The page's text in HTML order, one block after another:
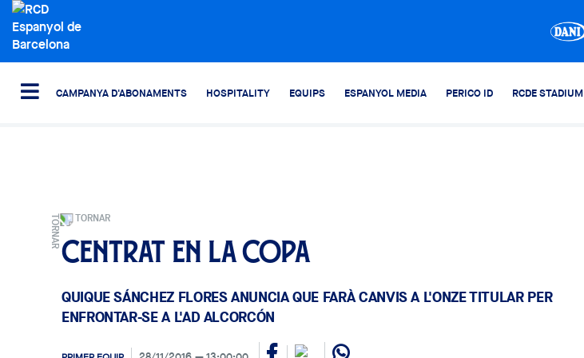
CAMPANYA D'ABONAMENTS HOSPITALITY EQUIPS ESPANYOL MEDIA PERICO ID RCDE STADIUM
TORNAR
Centrat en la Copa
QUIQUE SÁNCHEZ FLORES ANUNCIA QUE FARÀ CANVIS A L'ONZE TITULAR PER
ENFRONTAR-SE A L'AD ALCORCÓN